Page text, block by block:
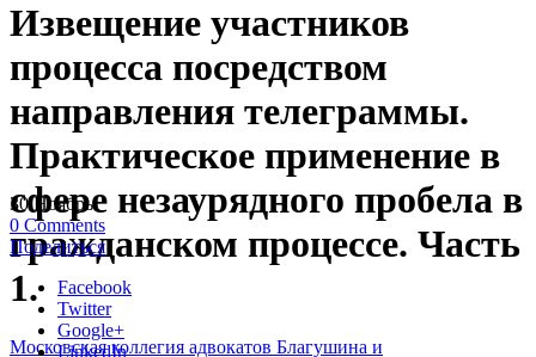
Извещение участников
процесса посредством
направления телеграммы.
Практическое применение в
сфере незаурядного пробела в
гражданском процессе. Часть
1.
Московская коллегия адвокатов Благушина и
30 Ноябрь
0 Comments
Поделиться
Facebook
Twitter
Google+
LinkedIn